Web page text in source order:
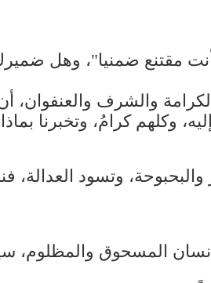
مقتنع ضمنيا"، وهل ضميرك
والشرف
وكلهم كرامُ، وتخبرنا
والبحبوحة، وتسود
المسحوق والمظلوم،